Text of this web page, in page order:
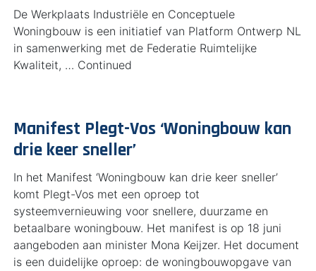
De Werkplaats Industriële en Conceptuele
Woningbouw is een initiatief van Platform Ontwerp NL
in samenwerking met de Federatie Ruimtelijke
Kwaliteit, … Continued
Manifest Plegt-Vos ‘Woningbouw kan
drie keer sneller’
In het Manifest ‘Woningbouw kan drie keer sneller’
komt Plegt-Vos met een oproep tot
systeemvernieuwing voor snellere, duurzame en
betaalbare woningbouw. Het manifest is op 18 juni
aangeboden aan minister Mona Keijzer. Het document
is een duidelijke oproep: de woningbouwopgave van